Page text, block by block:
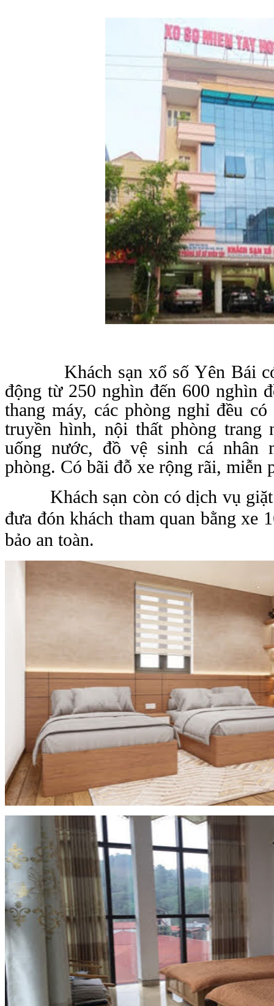
Khách sạn xổ số Yên Bái có
động từ 250 nghìn đến 600 nghìn
thang máy, các phòng nghỉ đều
truyền hình, nội thất phòng trang
uống nước, đồ vệ sinh cá nhân
phòng. Có bãi đỗ xe rộng rãi, miễn
Khách sạn còn có dịch vụ giặt
đưa đón khách tham quan bằng xe
bảo an toàn.